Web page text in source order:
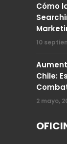
Cómo
10
Chile:
2 mayo,